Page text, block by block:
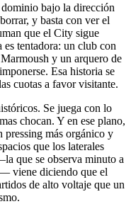
bajo la dirección
y basta con ver el
que el City sigue
tentadora: un club con
y un arquero de
Esa historia se
cuotas a favor visitante.
Se juega con lo
chocan. Y en ese plano,
pressing más orgánico y
que los laterales
que se observa minuto a
viene diciendo que el
de alto voltaje que un